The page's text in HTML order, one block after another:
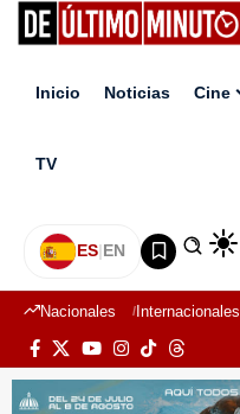
Inicio Noticias Cine
TV
ES|EN
Nacionales Internacionales